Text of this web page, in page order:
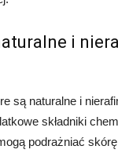
i
są naturalne i
składniki
podrażniać